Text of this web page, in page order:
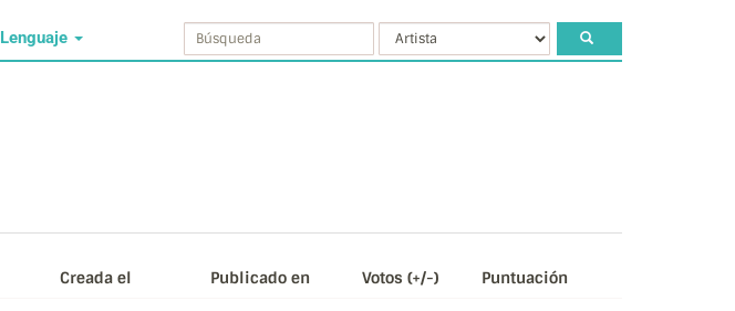
Lenguaje
Creada el Publicado en Votos (+/-) Puntuación